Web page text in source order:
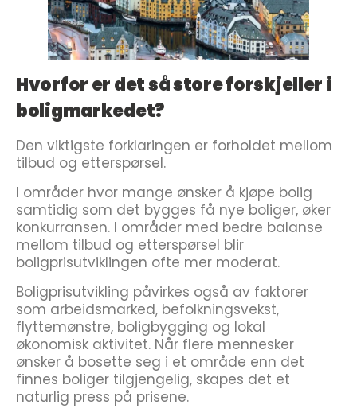
Hvorfor er det så store forskjeller i
boligmarkedet?
Den viktigste forklaringen er forholdet mellom
tilbud og etterspørsel.
I områder hvor mange ønsker å kjøpe bolig
samtidig som det bygges få nye boliger, øker
konkurransen. I områder med bedre balanse
mellom tilbud og etterspørsel blir
boligprisutviklingen ofte mer moderat.
Boligprisutvikling påvirkes også av faktorer
som arbeidsmarked, befolkningsvekst,
flyttemønstre, boligbygging og lokal
økonomisk aktivitet. Når flere mennesker
ønsker å bosette seg i et område enn det
finnes boliger tilgjengelig, skapes det et
naturlig press på prisene.